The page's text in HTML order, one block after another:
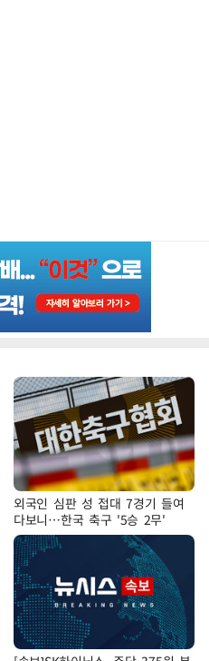
외국인 심판 성 접대 7경기 들여
다보니…한국 축구 '5승 2무'